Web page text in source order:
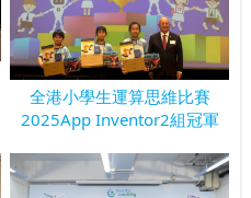
全港小學生運算思維比賽
2025App Inventor2組冠軍